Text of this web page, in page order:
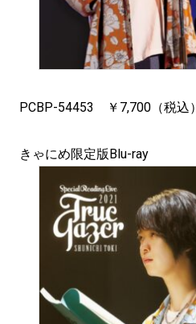
PCBP-54453 ￥7,700（税込）
きゃにめ限定版Blu-ray